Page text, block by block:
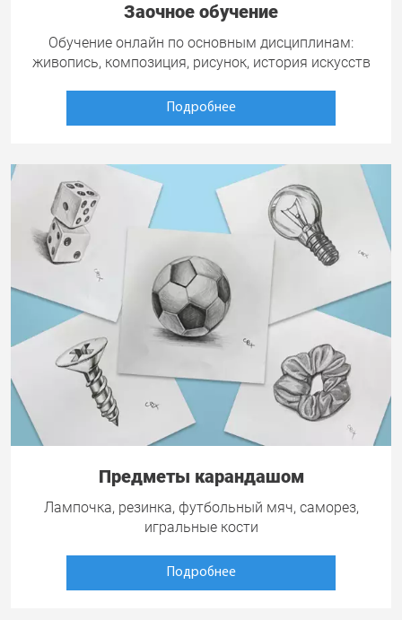
Заочное обучение
Обучение онлайн по основным дисциплинам:
живопись, композиция, рисунок, история искусств
Подробнее
Предметы карандашом
Лампочка, резинка, футбольный мяч, саморез,
игральные кости
Подробнее